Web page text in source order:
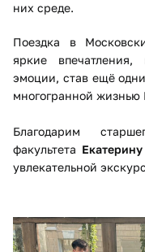
них среде.
Поездка в
яркие
эмоции, став ещё
многогранной
Благодарим
факультета
увлекательной